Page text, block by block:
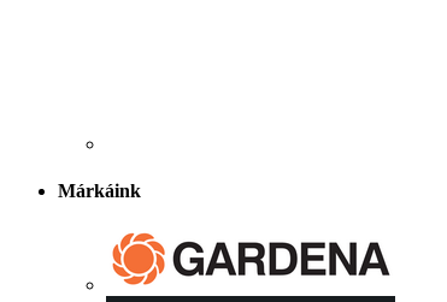
Márkáink